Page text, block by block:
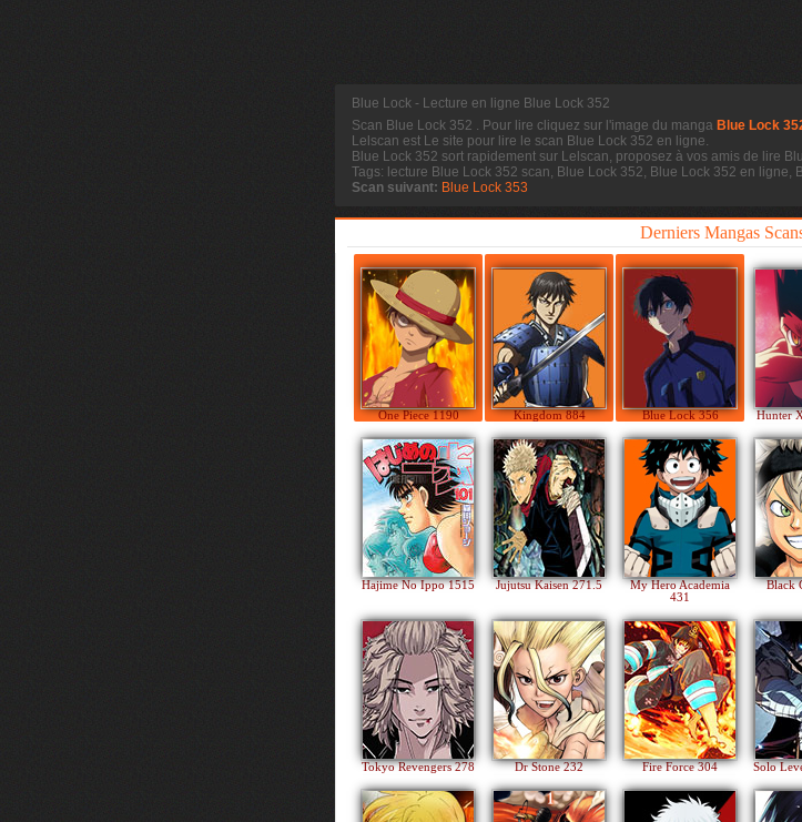
Blue Lock - Lecture en ligne Blue Lock 352
Scan Blue Lock 352 . Pour lire cliquez sur l'image du manga Blue Lock
Lelscan est Le site pour lire le scan Blue Lock 352 en ligne.
Blue Lock 352 sort rapidement sur Lelscan, proposez à vos amis de lire
Tags: lecture Blue Lock 352 scan, Blue Lock 352, Blue Lock 352 en
Scan suivant: Blue Lock 353
Derniers Mangas
One Piece 1190 Kingdom 884 Blue Lock 356 Hunter
Hajime No Ippo 1515 Jujutsu Kaisen 271.5
My Hero Academia
431
Black
Tokyo Revengers 278 Dr Stone 232 Fire Force 304 Solo